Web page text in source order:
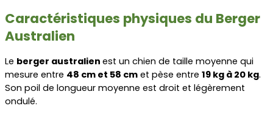
Caractéristiques physiques du Berger
Australien
Le berger australien est un chien de taille moyenne qui
mesure entre 48 cm et 58 cm et pèse entre 19 kg à 20 kg.
Son poil de longueur moyenne est droit et légèrement
ondulé.